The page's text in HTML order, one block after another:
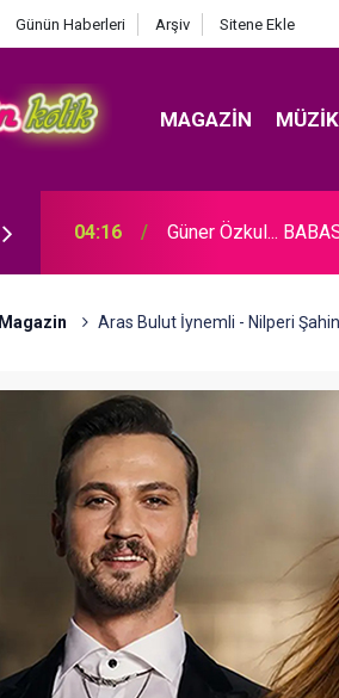
Günün Haberleri Arşiv Sitene Ekle
MAGAZIN MÜZIK
04:16 Güner Özkul...
Magazin Aras Bulut İynemli - Nilperi